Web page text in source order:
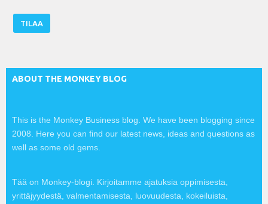
l
ABOUT THE MONKEY BLOG
This is the Monkey Business blog. We have been blogging since
2008. Here you can find our latest news, ideas and questions as
well as some old gems.
Tää on Monkey-blogi. Kirjoitamme ajatuksia oppimisesta,
yrittäjyydestä, valmentamisesta, luovuudesta, kokeiluista,